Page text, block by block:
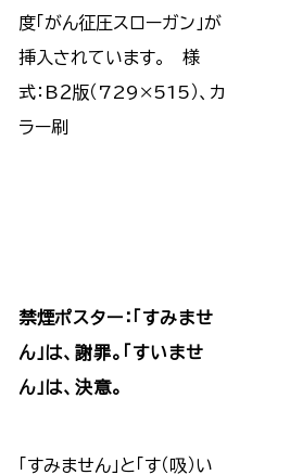
度「がん征圧スローガン」が
挿入されています。 様
式：B２版（729×515）、カ
ラー刷
禁煙ポスター：「すみませ
ん」は、謝罪。「すいませ
ん」は、決意。
「すみません」と「す（吸）い